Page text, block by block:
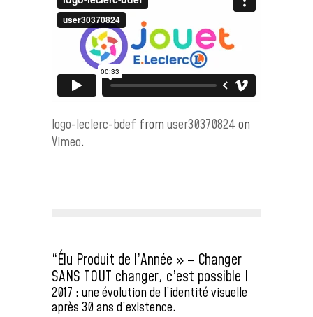
logo-leclerc-bdef from user30370824 on
Vimeo.
“Élu Produit de l’Année » – Changer
SANS TOUT changer, c’est possible !
2017 : une évolution de l’identité visuelle
après 30 ans d’existence.